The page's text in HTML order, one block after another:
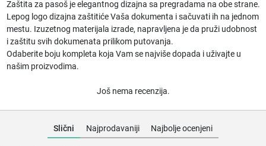
Zaštita za pasoš je elegantnog dizajna sa pregradama na obe strane.
Lepog logo dizajna zaštitiće Vaša dokumenta i sačuvati ih na jednom
mestu. Izuzetnog materijala izrade, napravljena je da pruži udobnost
i zaštitu svih dokumenata prilikom putovanja.
Odaberite boju kompleta koja Vam se najviše dopada i uživajte u
našim proizvodima.
Još nema recenzija.
Slični Najprodavaniji Najbolje ocenjeni